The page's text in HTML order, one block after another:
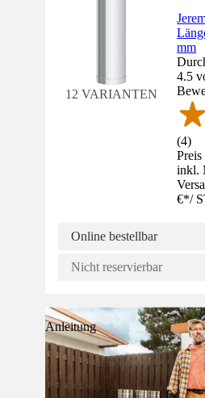
12 VARIANTEN
mm
4.5
(4)
inkl.
€*/
Online bestellbar
Nicht reservierbar
Anleitung